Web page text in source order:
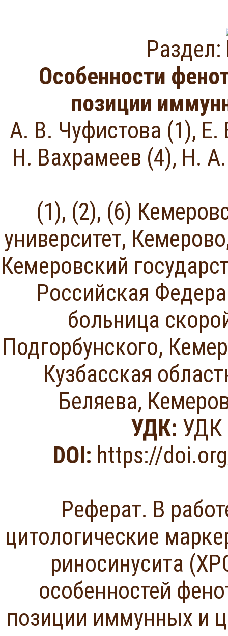
Раздел:
Особенности
позиции
А. В. Чуфистова (1),
Н. Вахрамеев (4), Н.
(1), (2), (6)
университет,
Кемеровский
Российская
больница
Подгорбунского,
Кузбасская
Беляева,
УДК: УДК
DOI: https://
Реферат. В
цитологические
риносинусита
особенностей
позиции иммунных и